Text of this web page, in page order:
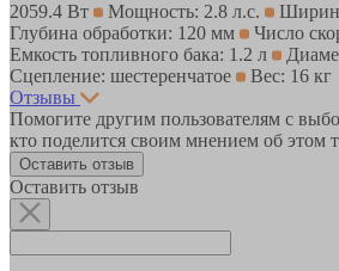
2059.4 Вт
Мощность: 2.8 л.с.
Глубина обработки: 120 мм
Число
Емкость топливного бака: 1.2 л
Сцепление: шестеренчатое
Вес: 16 кг
Отзывы
Помогите другим пользователям с
кто поделится своим мнением об этом
Оставить отзыв
Оставить отзыв